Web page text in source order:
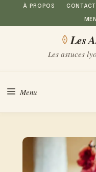
Aller
au
À PROPOS CONTACT
Les
Les astuces
Menu